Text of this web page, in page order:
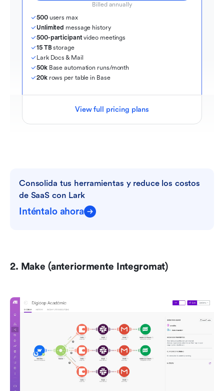
Billed annually
500 users max
Unlimited message history
500-participant video meetings
15 TB storage
Lark Docs & Mail
50k Base automation runs/month
20k rows per table in Base
View full pricing plans
Consolida tus herramientas y reduce los costos
de SaaS con Lark
Inténtalo ahora
2. Make (anteriormente Integromat)